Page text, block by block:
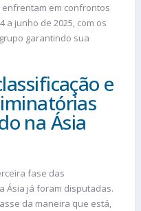
enfrentam em confrontos
a junho de 2025, com os
garantindo sua
e
na Ásia
fase das
Ásia já foram disputadas.
da maneira que está,